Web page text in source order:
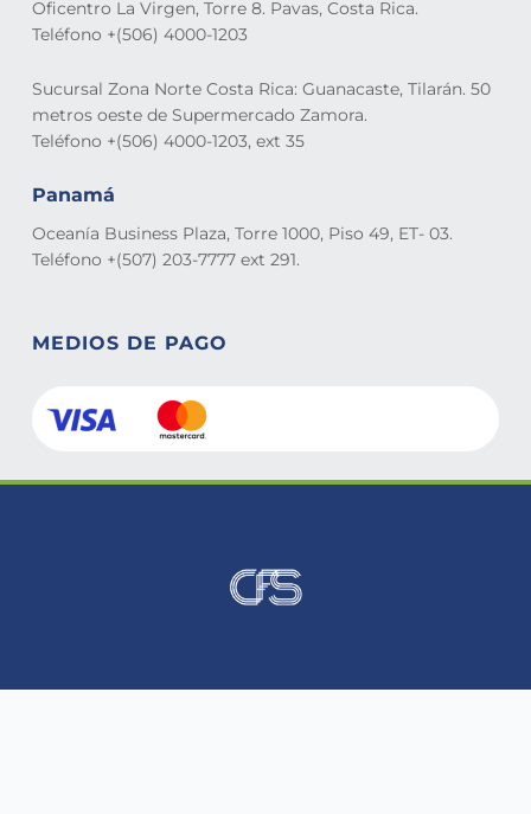
Oficentro La Virgen, Torre 8. Pavas, Costa Rica.
Teléfono +(506) 4000-1203
Sucursal Zona Norte Costa Rica: Guanacaste, Tilarán. 50
metros oeste de Supermercado Zamora.
Teléfono +(506) 4000-1203, ext 35
Panamá
Oceanía Business Plaza, Torre 1000, Piso 49, ET- 03.
Teléfono +(507) 203-7777 ext 291.
MEDIOS DE PAGO